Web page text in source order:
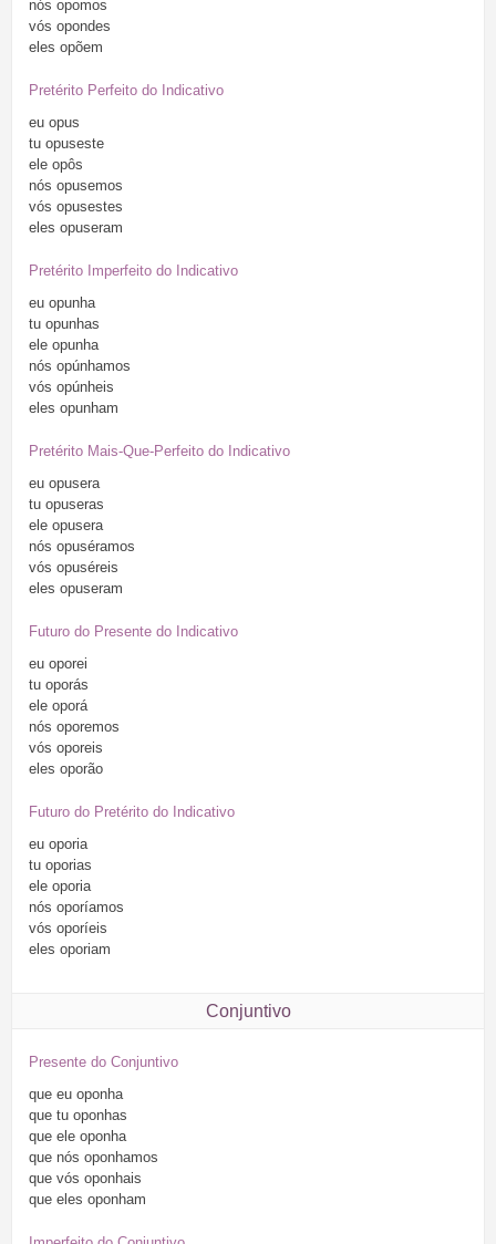
nós opomos
vós opondes
eles opõem
Pretérito Perfeito do Indicativo
eu opus
tu opuseste
ele opôs
nós opusemos
vós opusestes
eles opuseram
Pretérito Imperfeito do Indicativo
eu opunha
tu opunhas
ele opunha
nós opúnhamos
vós opúnheis
eles opunham
Pretérito Mais-Que-Perfeito do Indicativo
eu opusera
tu opuseras
ele opusera
nós opuséramos
vós opuséreis
eles opuseram
Futuro do Presente do Indicativo
eu oporei
tu oporás
ele oporá
nós oporemos
vós oporeis
eles oporão
Futuro do Pretérito do Indicativo
eu oporia
tu oporias
ele oporia
nós oporíamos
vós oporíeis
eles oporiam
Conjuntivo
Presente do Conjuntivo
que eu oponha
que tu oponhas
que ele oponha
que nós oponhamos
que vós oponhais
que eles oponham